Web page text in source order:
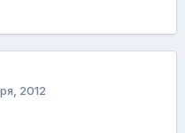
2012